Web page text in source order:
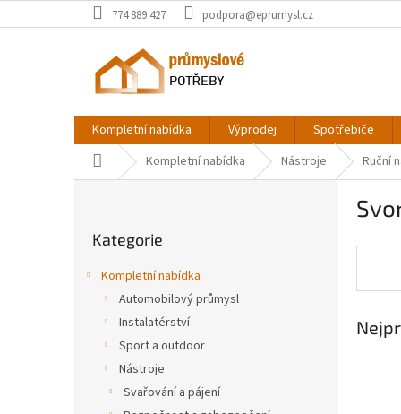
na
774 889 427 podpora@eprumysl.cz
Kompletní nabídka Výprodej Spotřebiče
Domů Kompletní nabídka Nástroje Ruční
kategorie
Kategorie
Kompletní nabídka
Automobilový průmysl
Instalatérství
Sport a outdoor
Nástroje
Svařování a pájení